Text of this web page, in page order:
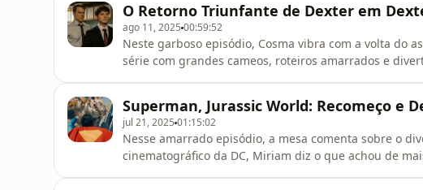
Anderson, e, claro, a série que se pa
O Retorno Triunfante de Dexter em
ago 11, 2025 00:59:52
Neste garboso episódio, Cosma vibra com a volta do
série com grandes cameos, roteiros amarrados e
Superman, Jurassic World: Recomeço e
jul 21, 2025 01:15:02
Nesse amarrado episódio, a mesa comenta sobre o
cinematográfico da DC, Miriam diz o que achou de